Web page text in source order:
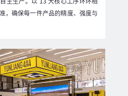
，确保每一件产品的精度、强度与